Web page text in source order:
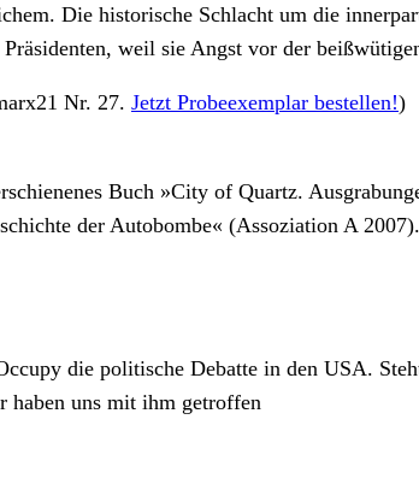
Die historische Schlacht um die
weil sie Angst vor der
Nr. 27. Jetzt Probeexemplar bestellen!)
Buch »City of Quartz.
der Autobombe« (Assoziation A
die politische Debatte in den USA.
haben uns mit ihm getroffen